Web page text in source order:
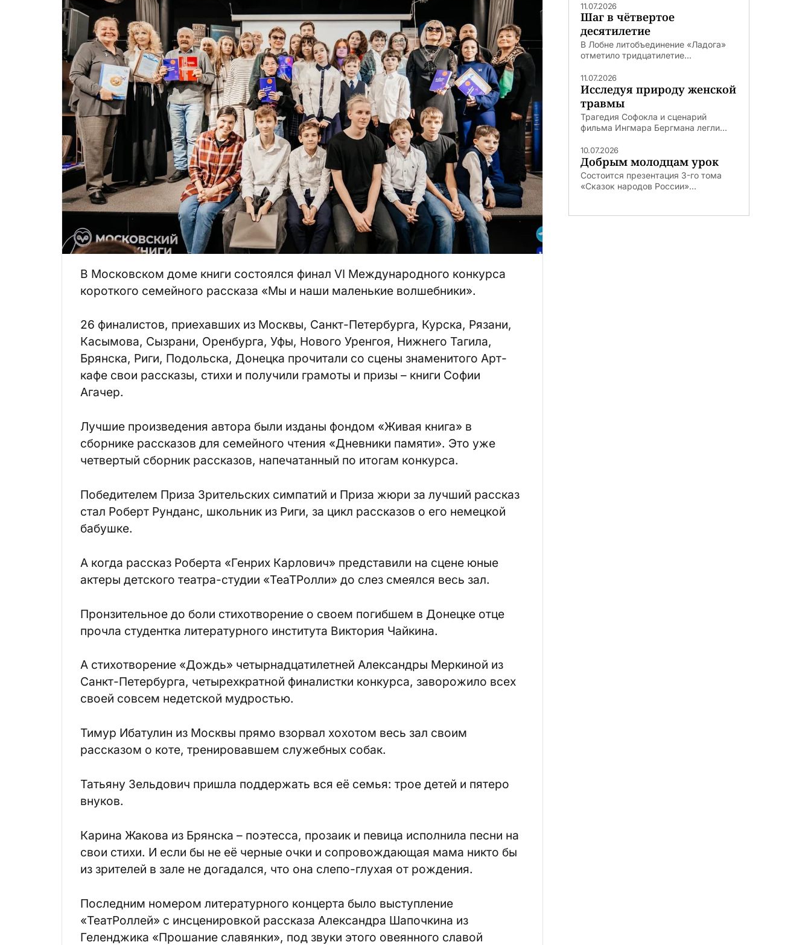
В Московском доме книги состоялся финал VI Международного конкурса
короткого семейного рассказа «Мы и наши маленькие волшебники».
26 финалистов, приехавших из Москвы, Санкт-Петербурга, Курска, Рязани,
Касымова, Сызрани, Оренбурга, Уфы, Нового Уренгоя, Нижнего Тагила,
Брянска, Риги, Подольска, Донецка прочитали со сцены знаменитого Арт-
кафе свои рассказы, стихи и получили грамоты и призы – книги Софии
Агачер.
Лучшие произведения автора были изданы фондом «Живая книга» в
сборнике рассказов для семейного чтения «Дневники памяти». Это уже
четвертый сборник рассказов, напечатанный по итогам конкурса.
Победителем Приза Зрительских симпатий и Приза жюри за лучший рассказ
стал Роберт Рунданс, школьник из Риги, за цикл рассказов о его немецкой
бабушке.
А когда рассказ Роберта «Генрих Карлович» представили на сцене юные
актеры детского театра-студии «ТеаТРолли» до слез смеялся весь зал.
Пронзительное до боли стихотворение о своем погибшем в Донецке отце
прочла студентка литературного института Виктория Чайкина.
А стихотворение «Дождь» четырнадцатилетней Александры Меркиной из
Санкт-Петербурга, четырехкратной финалистки конкурса, заворожило всех
своей совсем недетской мудростью.
Тимур Ибатулин из Москвы прямо взорвал хохотом весь зал своим
рассказом о коте, тренировавшем служебных собак.
Татьяну Зельдович пришла поддержать вся её семья: трое детей и пятеро
внуков.
Карина Жакова из Брянска – поэтесса, прозаик и певица исполнила песни на
свои стихи. И если бы не её черные очки и сопровождающая мама никто бы
из зрителей в зале не догадался, что она слепо-глухая от рождения.
Последним номером литературного концерта было выступление
«ТеатРоллей» с инсценировкой рассказа Александра Шапочкина из
Геленджика «Прошание славянки», под звуки этого овеянного славой
11.07.2026
Шаг в чётвертое
десятилетие
В Лобне литобъединение «Ладога»
отметило тридцатилетие...
11.07.2026
Исследуя природу женской
травмы
Трагедия Софокла и сценарий
фильма Ингмара Бергмана легли...
10.07.2026
Добрым молодцам урок
Состоится презентация 3-го тома
«Сказок народов России»...